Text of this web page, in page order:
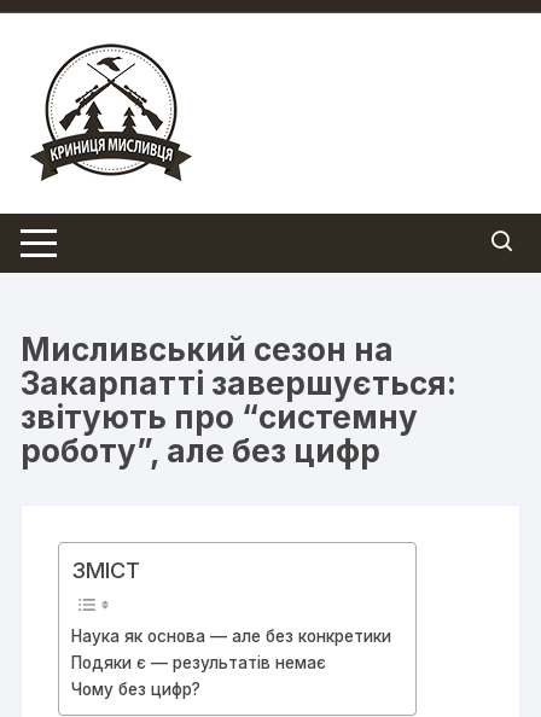
Перейти
вмісту
Мисливський сезон на
Закарпатті завершується:
звітують про “системну
роботу”, але без цифр
ЗМІСТ
Наука як основа — але без конкретики
Подяки є — результатів немає
Чому без цифр?